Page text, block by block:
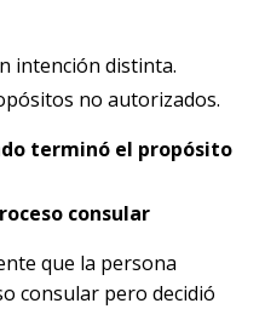
intención distinta.
no autorizados.
terminó el propósito
consular
que la persona
consular pero decidió